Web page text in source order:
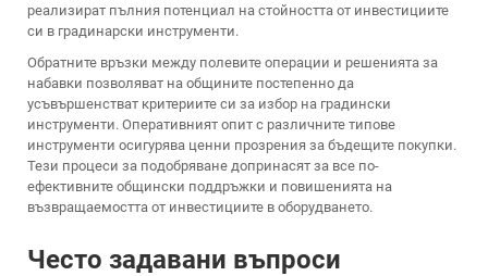
реализират пълния потенциал на стойността от инвестициите
си в градинарски инструменти.
Обратните връзки между полевите операции и решенията за
набавки позволяват на общините постепенно да
усъвършенстват критериите си за избор на градински
инструменти. Оперативният опит с различните типове
инструменти осигурява ценни прозрения за бъдещите покупки.
Тези процеси за подобряване допринасят за все по-
ефективните общински поддръжки и повишенията на
възвращаемостта от инвестициите в оборудването.
Често задавани въпроси